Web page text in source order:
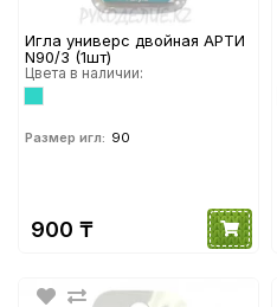
Игла универс двойная АРТИ
N90/3 (1шт)
Цвета в наличии:
Размер игл: 90
900 ₸